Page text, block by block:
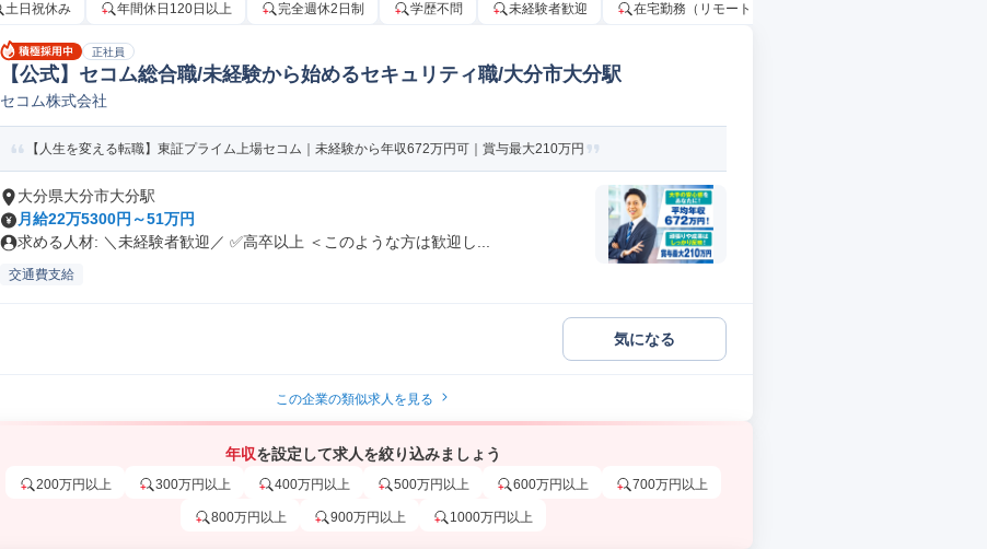
土日祝休み 年間休日120日以上 完全週休2日制 学歴不問 未経験者歓迎 在宅勤務（リモートワーク）OK
正社員
【公式】セコム総合職/未経験から始めるセキュリティ職/大分市大分駅
セコム株式会社
【人生を変える転職】東証プライム上場セコム｜未経験から年収672万円可｜賞与最大210万円
大分県大分市大分駅
月給22万5300円～51万円
求める人材: ＼未経験者歓迎／ ✅高卒以上 ＜このような方は歓迎し...
交通費支給
気になる
この企業の類似求人を見る
年収を設定して求人を絞り込みましょう
200万円以上 300万円以上 400万円以上 500万円以上 600万円以上 700万円以上
800万円以上 900万円以上 1000万円以上